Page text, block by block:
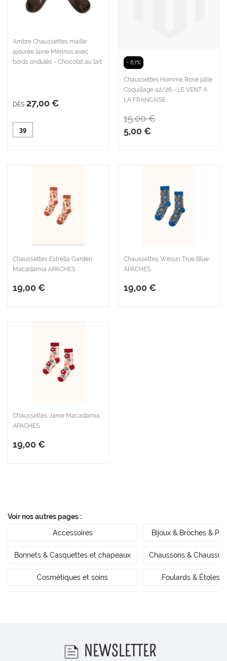
Ambre Chaussettes maille
ajourée laine Mérinos avec
bords ondulés - Chocolat au lait
DÈS 27,00 €
39
- 67%
Chaussettes Homme Rose pâle
Coquillage 42/26 - LE VENT A
LA FRANCAISE
5,00 €
15,00 €
Chaussettes Estrella Garden
Macadamia APACHES
19,00 €
Chaussettes Wesun True Blue
APACHES
19,00 €
Chaussettes Janie Macadamia
APACHES
19,00 €
Voir nos autres pages :
Accessoires
Bijoux & Broches &
Bonnets & Casquettes et chapeaux Chaussons &
Cosmétiques et soins Foulards & Étoles
Sacs & Cabas & Sacs bananeNEWSLETTER